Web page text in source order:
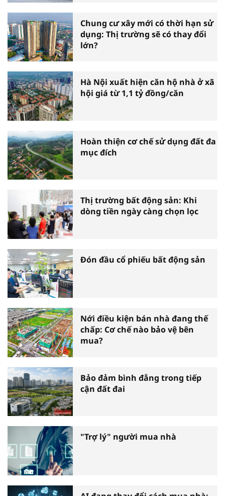
Chung cư xây mới có thời hạn sử
dụng: Thị trường sẽ có thay đổi
lớn?
Hà Nội xuất hiện căn hộ nhà ở xã
hội giá từ 1,1 tỷ đồng/căn
Hoàn thiện cơ chế sử dụng đất đa
mục đích
Thị trường bất động sản: Khi
dòng tiền ngày càng chọn lọc
Đón đầu cổ phiếu bất động sản
Nới điều kiện bán nhà đang thế
chấp: Cơ chế nào bảo vệ bên
mua?
Bảo đảm bình đẳng trong tiếp
cận đất đai
"Trợ lý" người mua nhà